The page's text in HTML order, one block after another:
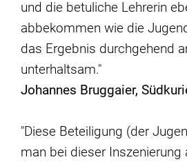
und die betuliche Lehrerin
abbekommen wie die
das Ergebnis durchgehend
unterhaltsam."
Johannes Bruggaier,
"Diese Beteiligung (der
man bei dieser Inszenierung